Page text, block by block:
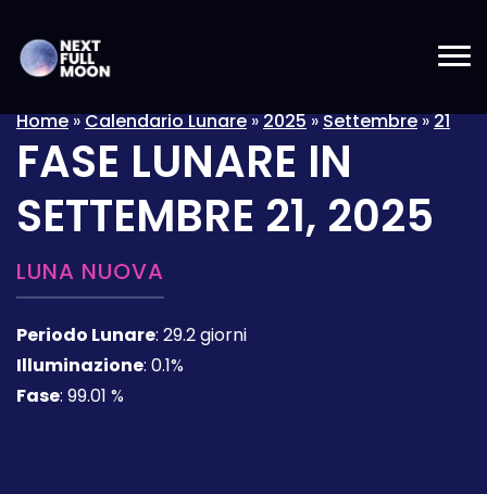
Home»Calendario Lunare»2025»Settembre»21
FASE LUNARE IN
SETTEMBRE 21, 2025
LUNA NUOVA
Periodo Lunare: 29.2 giorni
Illuminazione: 0.1%
Fase: 99.01 %